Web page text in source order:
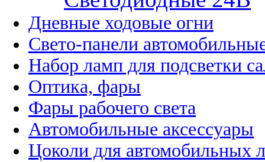
Дневные ходовые огни
Свето-панели
Набор ламп для подсветки
Оптика, фары
Фары рабочего света
Автомобильные аксессуары
Цоколи для автомобильных